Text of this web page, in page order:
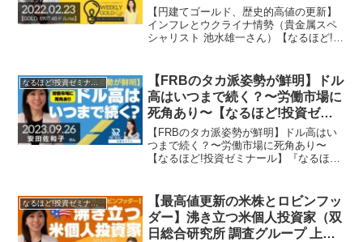
一さん）【なるほど!投資ゼミナ
ール】
【円建てゴールド、歴史的高値の更新】
インフレとウクライナ情勢（貴金属スペ
シャリスト 池水雄一さん）【なるほど!投
の大橋ひろこが、投資・お金についてホ
ットなテーマ、そし...
【FRBのタカ派姿勢が鮮明】ドル
高はいつまで続く？〜労働市場に
死角あり〜【なるほど!投資ゼミ
ナール】
【FRBのタカ派姿勢が鮮明】ドル高はい
つまで続く？〜労働市場に死角あり〜
【なるほど!投資ゼミナール】『なるほど!
金についてホットなテーマ、そして様々
なゲストをお呼びして...
なるほど!投資ゼミナール
【最高値更新の米株とロビンフッ
ダー】沸き立つ米個人投資家（双
日総合研究所 調査グループ 上級